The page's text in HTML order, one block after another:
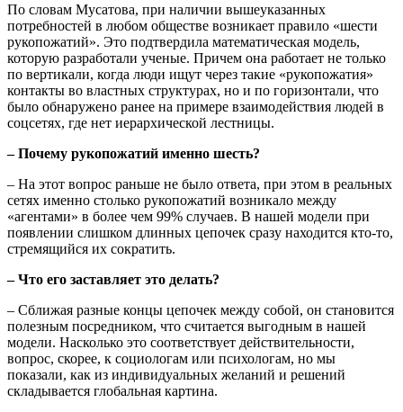
По словам Мусатова, при наличии вышеуказанных
потребностей в любом обществе возникает правило «шести
рукопожатий». Это подтвердила математическая модель,
которую разработали ученые. Причем она работает не только
по вертикали, когда люди ищут через такие «рукопожатия»
контакты во властных структурах, но и по горизонтали, что
было обнаружено ранее на примере взаимодействия людей в
соцсетях, где нет иерархической лестницы.
– Почему рукопожатий именно шесть?
– На этот вопрос раньше не было ответа, при этом в реальных
сетях именно столько рукопожатий возникало между
«агентами» в более чем 99% случаев. В нашей модели при
появлении слишком длинных цепочек сразу находится кто-то,
стремящийся их сократить.
– Что его заставляет это делать?
– Сближая разные концы цепочек между собой, он становится
полезным посредником, что считается выгодным в нашей
модели. Насколько это соответствует действительности,
вопрос, скорее, к социологам или психологам, но мы
показали, как из индивидуальных желаний и решений
складывается глобальная картина.